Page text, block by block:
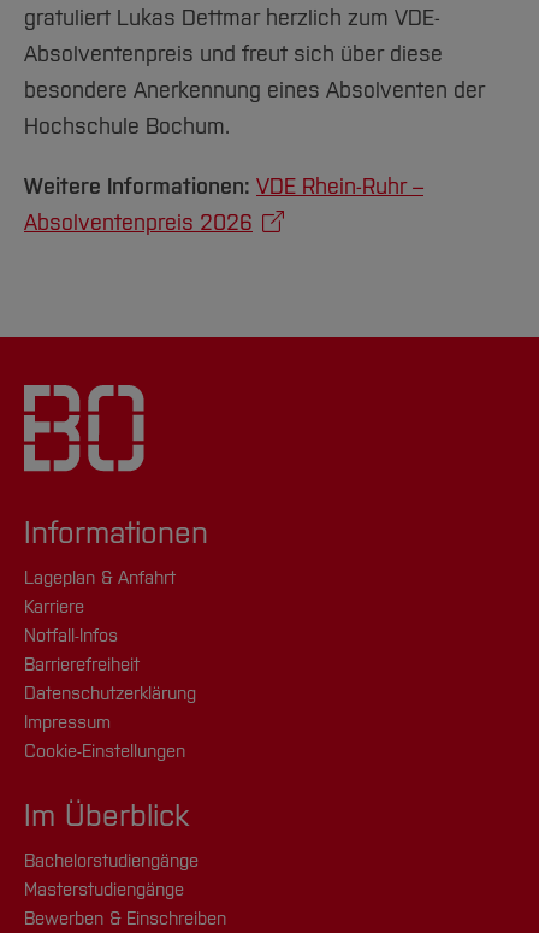
gratuliert Lukas Dettmar herzlich zum VDE-
Absolventenpreis und freut sich über diese
besondere Anerkennung eines Absolventen der
Hochschule Bochum.
Weitere Informationen: VDE Rhein-Ruhr –
Absolventenpreis 2026
Informationen
Lageplan & Anfahrt
Karriere
Notfall-Infos
Barrierefreiheit
Datenschutzerklärung
Impressum
Cookie-Einstellungen
Im Überblick
Bachelorstudiengänge
Masterstudiengänge
Bewerben & Einschreiben